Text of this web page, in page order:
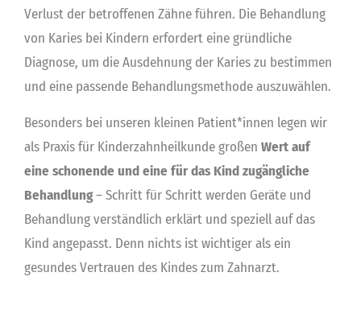
Verlust der betroffenen Zähne führen. Die Behandlung
von Karies bei Kindern erfordert eine gründliche
Diagnose, um die Ausdehnung der Karies zu bestimmen
und eine passende Behandlungsmethode auszuwählen.
Besonders bei unseren kleinen Patient*innen legen wir
als Praxis für Kinderzahnheilkunde großen Wert auf
eine schonende und eine für das Kind zugängliche
Behandlung– Schritt für Schritt werden Geräte und
Behandlung verständlich erklärt und speziell auf das
Kind angepasst. Denn nichts ist wichtiger als ein
gesundes Vertrauen des Kindes zum Zahnarzt.